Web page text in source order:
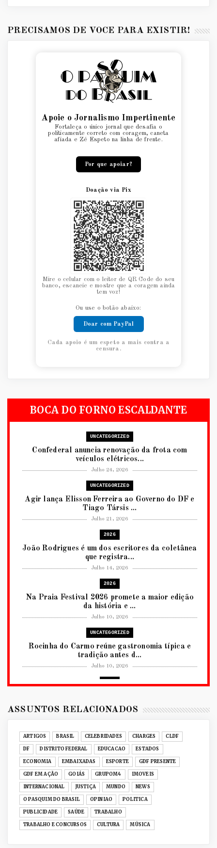
PRECISAMOS DE VOCÊ PARA EXISTIR!
Apoie o Jornalismo Impertinente
Fortaleça o único jornal que desafia o
politicamente correto com coragem, caneta
afiada e Zé Espeto na linha de frente.
Por que apoiar?
Doação via Pix
Mire o celular com o leitor de QR Code do seu
banco, escaneie e mostre que a coragem ainda
tem voz!
Ou use o botão abaixo:
Doar com PayPal
Cada apoio é um espeto a mais contra a
censura.
BOCA DO FORNO ESCALDANTE
UNCATEGORIZED
Confederal anuncia renovação da frota com
veículos elétricos...
Julho 24, 2026
UNCATEGORIZED
Agir lança Elisson Ferreira ao Governo do DF e
Tiago Társis ...
Julho 21, 2026
2026
João Rodrigues é um dos escritores da coletânea
que registra...
Julho 14, 2026
2026
Na Praia Festival 2026 promete a maior edição
da história e ...
Julho 10, 2026
UNCATEGORIZED
Rocinha do Carmo reúne gastronomia típica e
tradição antes d...
Julho 10, 2026
BRASÍLIA COM CULTURA, DIPLOM...
UNCATEGORIZED
Senac-DF leva oficinas gastronômicas à 33ª
Expochê com recei...
Junho 15, 2026
ACERVO DIGITAL
Acervo histórico de O Pasquim ganha novas
edições digitais e...
Junho 14, 2026
GRUPOM4
ASSUNTOS RELACIONADOS
ARTIGOS BRASIL CELEBRIDADES CHARGES CLDF
DF DISTRITO FEDERAL EDUCACAO ESTADOS
ECONOMIA EMBAIXADAS ESPORTE GDF PRESENTE
GDF EM AÇÃO GOIÁS GRUPOM4 IMOVEIS
INTERNACIONAL JUSTIÇA MUNDO NEWS
O PASQUIM DO BRASIL OPINIAO POLITICA
PUBLICIDADE SAÚDE TRABALHO
TRABALHO E CONCURSOS CULTURA MÚSICA